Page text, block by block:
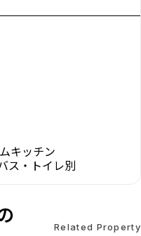
キッチン
ス・トイレ別
Related Property